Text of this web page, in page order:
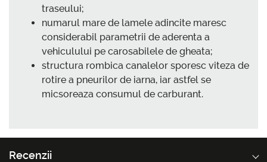
traseului;
numarul mare de lamele adincite maresc
considerabil parametrii de aderenta a
vehiculului pe carosabilele de gheata;
structura rombica canalelor sporesc viteza de
rotire a pneurilor de iarna, iar astfel se
micsoreaza consumul de carburant.
Recenzii